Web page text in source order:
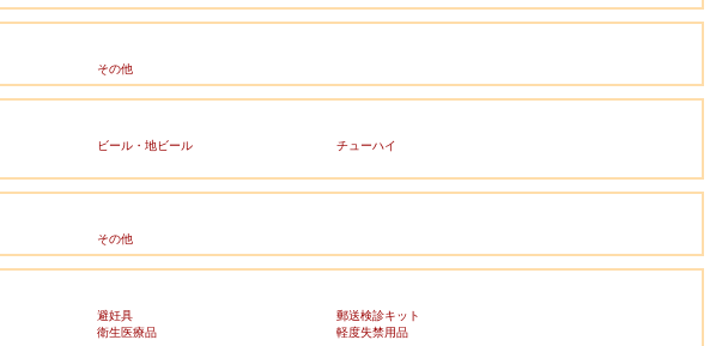
その他
ビール・地ビール
チューハイ
その他
避妊具
郵送検診キット
衛生医療品
軽度失禁用品